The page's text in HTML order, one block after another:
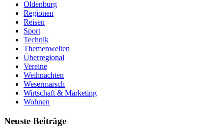
Oldenburg
Regionen
Reisen
Sport
Technik
Themenwelten
Überregional
Vereine
Weihnachten
Wesermarsch
Wirtschaft & Marketing
Wohnen
Neuste Beiträge